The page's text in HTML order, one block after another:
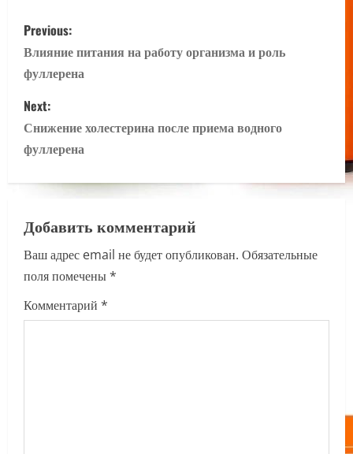
P
o
s
t
n
a
v
i
g
a
Previous:
Влияние питания на работу организма и роль
фуллерена
Next:
Снижение холестерина после приема водного
фуллерена
Добавить комментарий
Ваш адрес email не будет опубликован. Обязательные
поля помечены*
Комментарий *